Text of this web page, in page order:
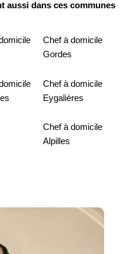
aussi dans ces communes
Chef à domicile
Gordes
Chef à domicile
Eygalières
Chef à domicile
Alpilles